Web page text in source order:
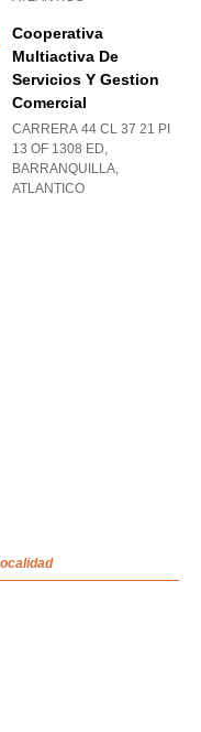
Cooperativa
Multiactiva De
Servicios Y Gestion
Comercial
CARRERA 44 CL 37 21 PI
13 OF 1308 ED,
BARRANQUILLA,
ATLANTICO